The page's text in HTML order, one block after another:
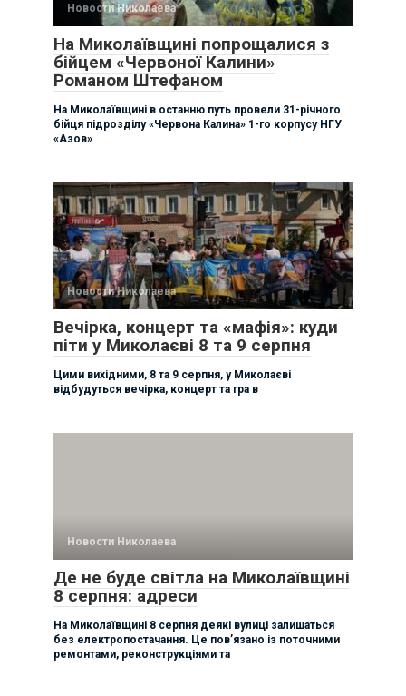
Новости Николаева
На Миколаївщині попрощалися з
бійцем «Червоної Калини»
Романом Штефаном
На Миколаївщині в останню путь провели 31-річного
бійця підрозділу «Червона Калина» 1-го корпусу НГУ
«Азов»
Новости Николаева
Вечірка, концерт та «мафія»: куди
піти у Миколаєві 8 та 9 серпня
Цими вихідними, 8 та 9 серпня, у Миколаєві
відбудуться вечірка, концерт та гра в
Новости Николаева
Де не буде світла на Миколаївщині
8 серпня: адреси
На Миколаївщині 8 серпня деякі вулиці залишаться
без електропостачання. Це пов’язано із поточними
ремонтами, реконструкціями та